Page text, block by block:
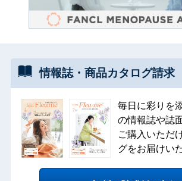
情報誌・ 商品カタログ請求
毎日に彩りを
の情報誌や誌
ご購入いただ
グをお届けい